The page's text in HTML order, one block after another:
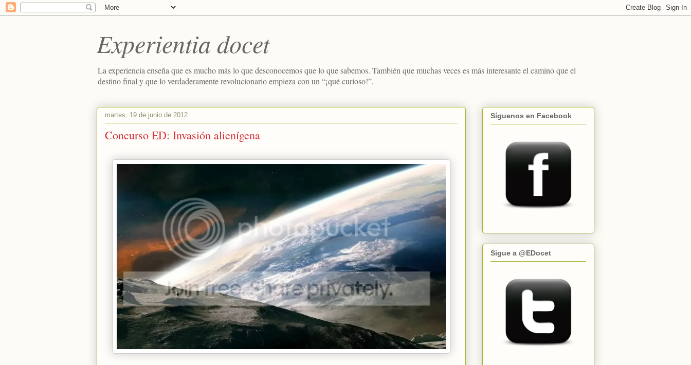
Experientia docet
La experiencia enseña que es mucho más lo que desconocemos que lo que sabemos. También que muchas veces es más interesante el camino que el
destino final y que lo verdaderamente revolucionario empieza con un “¡qué curioso!”.
martes, 19 de junio de 2012
Concurso ED: Invasión alienígena
Síguenos en Facebook
Sigue a @EDocet